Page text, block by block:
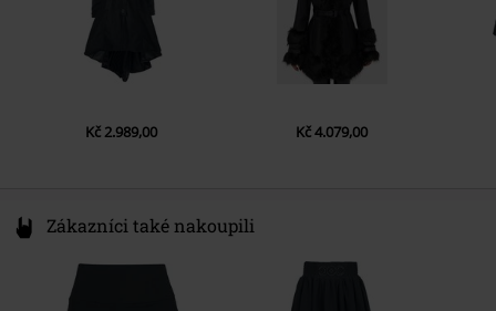
Kč 2.989,00 Kč 4.079,00
Zákazníci také nakoupili